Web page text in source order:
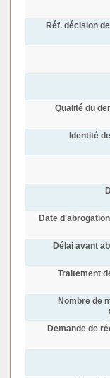
Réf. décision
Qualité du
Identité
Date
Délai avant
Traitement
Nombre de
Demande de